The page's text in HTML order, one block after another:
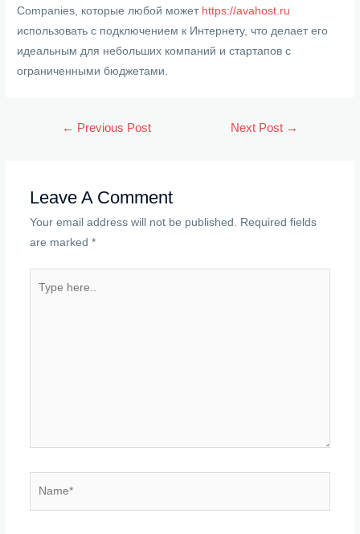
Companies, которые любой может https://avahost.ru
использовать с подключением к Интернету, что делает его
идеальным для небольших компаний и стартапов с
ограниченными бюджетами.
← Previous Post Next Post →
Leave A Comment
Your email address will not be published.
Required fields
are marked *